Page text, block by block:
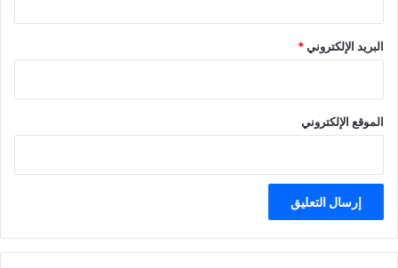
البريد الإلكتروني*
الموقع الإلكتروني